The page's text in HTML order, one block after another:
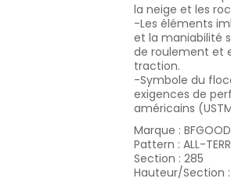
la neige et les
-Les éléments
et la maniabilité
de roulement et
traction.
-Symbole du
exigences de
américains
Marque :
Pattern : ALL-
Section : 285
Hauteur/Section :